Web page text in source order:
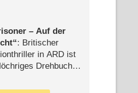
– Auf der
: Britischer
in ARD ist
Drehbuch